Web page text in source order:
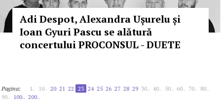
Adi Despot, Alexandra Ușurelu și
Ioan Gyuri Pascu se alătură
concertului PROCONSUL - DUETE
Pagina: 1.. 10.. 20 21 22 23 24 25 26 27 28 29 30.. 40.. 50.. 60.. 70.. 80..
90.. 100.. 200..